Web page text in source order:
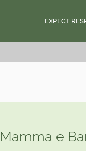
EXPECT
Mamma e